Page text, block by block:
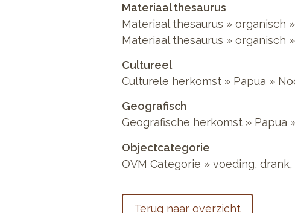
Materiaal thesaurus
Materiaal thesaurus » organisch »
Materiaal thesaurus » organisch »
Cultureel
Culturele herkomst » Papua »
Geografisch
Geografische herkomst » Papua
Objectcategorie
OVM Categorie » voeding,
Terug naar overzicht